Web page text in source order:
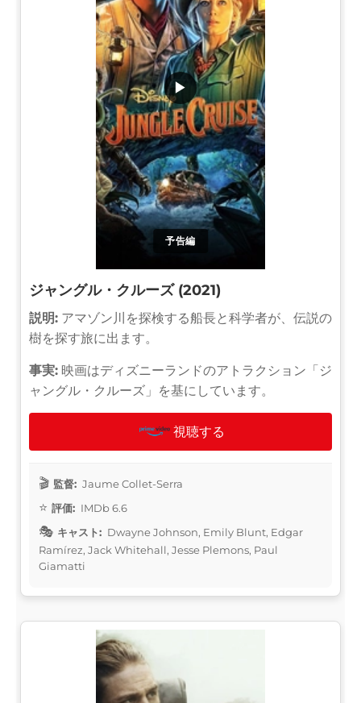
予告編
▶
ジャングル・クルーズ (2021)
説明: アマゾン川を探検する船長と科学者が、伝説の
樹を探す旅に出ます。
事実: 映画はディズニーランドのアトラクション「ジ
ャングル・クルーズ」を基にしています。
視聴する
監督: Jaume Collet-Serra
評価: IMDb 6.6
キャスト: Dwayne Johnson, Emily Blunt, Edgar
Ramírez, Jack Whitehall, Jesse Plemons, Paul
Giamatti